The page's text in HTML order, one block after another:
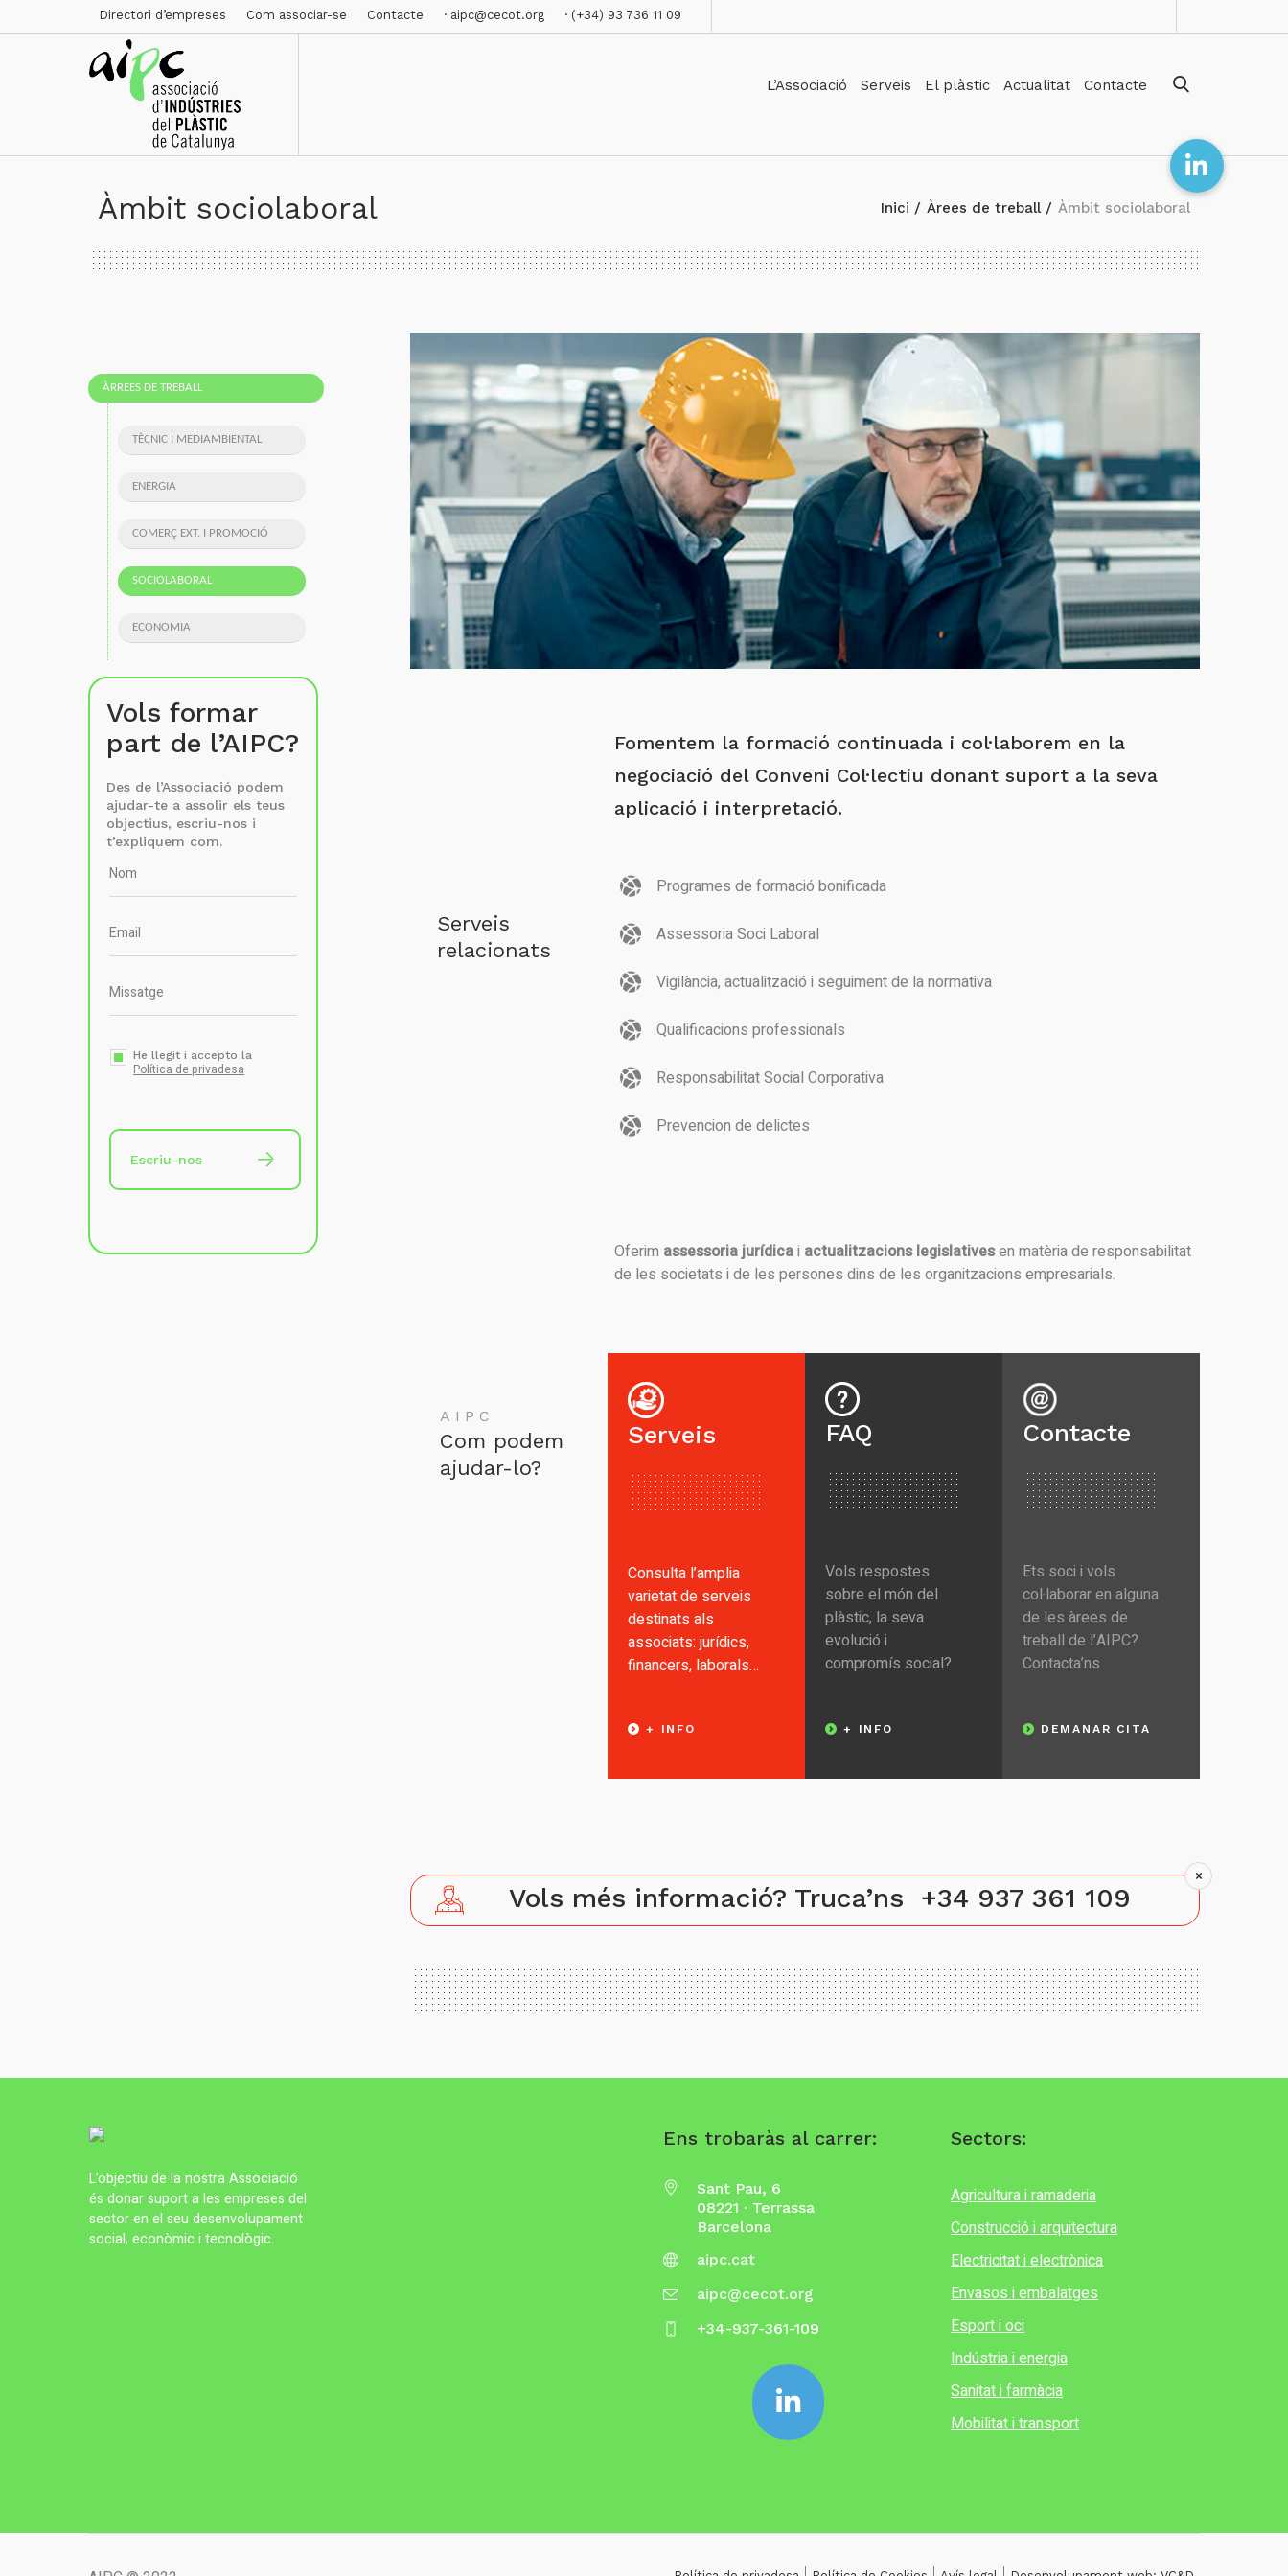
Directori d’empreses Com associar-se Contacte · aipc@cecot.org · (+34) 93 736 11 09
L’Associació Serveis El plàstic Actualitat Contacte
Àmbit sociolaboral Inici / Àrees de treball / Àmbit sociolaboral
Fomentem la formació continuada i col·laborem en la
negociació del Conveni Col·lectiu donant suport a la seva
aplicació i interpretació.
Serveis
relacionats
Programes de formació bonificada
Assessoria Soci Laboral
Vigilància, actualització i seguiment de la normativa
Qualificacions professionals
Responsabilitat Social Corporativa
Prevencion de delictes
Oferim assessoria jurídicai actualitzacions legislativesen matèria de responsabilitat
de les societats i de les persones dins de les organitzacions empresarials.
AIPC
Com podem
ajudar-lo?
Serveis
Consulta l’amplia
varietat de serveis
destinats als
associats: jurídics,
financers, laborals…
+ INFO
FAQ
Vols respostes
sobre el món del
plàstic, la seva
evolució i
compromís social?
+ INFO
Contacte
Ets soci i vols
col·laborar en alguna
de les àrees de
treball de l’AIPC?
Contacta’ns
DEMANAR CITA
Vols més informació? Truca’ns +34 937 361 109
ÀRREES DE TREBALL
TÈCNIC I MEDIAMBIENTAL
ENERGIA
COMERÇ EXT. I PROMOCIÓ
SOCIOLABORAL
ECONOMIA
Vols formar
part de l’AIPC?
Des de l’Associació podem
ajudar-te a assolir els teus
objectius, escriu-nos i
t’expliquem com.
He llegit i accepto la
Política de privadesa
L’objectiu de la nostra Associació
és donar suport a les empreses del
sector en el seu desenvolupament
social, econòmic i tecnològic.
Ens trobaràs al carrer:
Sant Pau, 6
08221 · Terrassa
Barcelona
aipc.cat
aipc@cecot.org
+34-937-361-109
Sectors:
Agricultura i ramaderia
Construcció i arquitectura
Electricitat i electrònica
Envasos i embalatges
Esport i oci
Indústria i energia
Sanitat i farmàcia
Mobilitat i transport